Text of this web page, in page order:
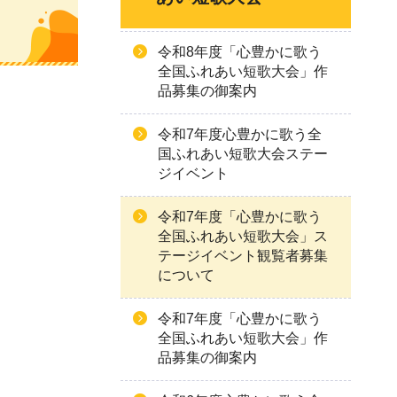
令和8年度「心豊かに歌う
全国ふれあい短歌大会」作
品募集の御案内
令和7年度心豊かに歌う全
国ふれあい短歌大会ステー
ジイベント
令和7年度「心豊かに歌う
全国ふれあい短歌大会」ス
テージイベント観覧者募集
について
令和7年度「心豊かに歌う
全国ふれあい短歌大会」作
品募集の御案内